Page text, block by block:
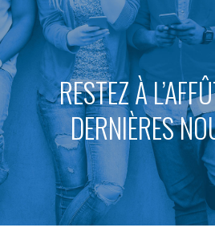
RESTEZ À
DERNIÈRES